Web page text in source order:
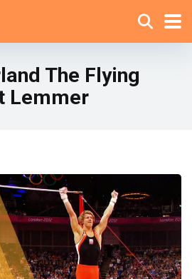
The Flying
Lemmer